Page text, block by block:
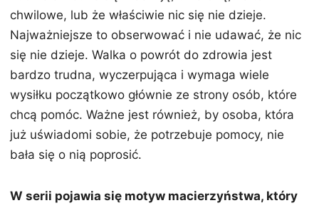
chwilowe, lub że właściwie nic się nie dzieje.
Najważniejsze to obserwować i nie udawać, że nic
się nie dzieje. Walka o powrót do zdrowia jest
bardzo trudna, wyczerpująca i wymaga wiele
wysiłku początkowo głównie ze strony osób, które
chcą pomóc. Ważne jest również, by osoba, która
już uświadomi sobie, że potrzebuje pomocy, nie
bała się o nią poprosić.
W serii pojawia się motyw macierzyństwa, który